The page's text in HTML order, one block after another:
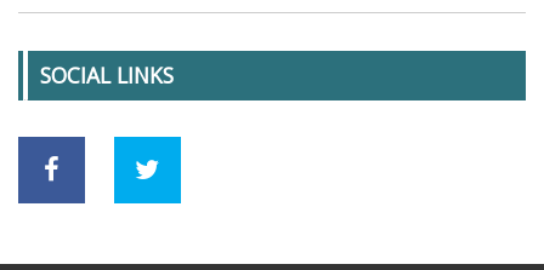
SOCIAL LINKS